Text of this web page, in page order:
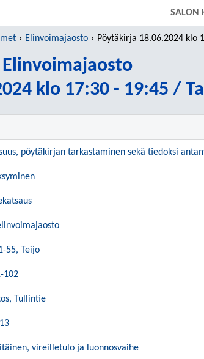
SALON
Elinvoimajaosto Pöytäkirja 18.06.2024 klo 17:30 - 19:45 /
Elinvoimajaosto
klo 17:30 - 19:45 /
pöytäkirjan tarkastaminen sekä tiedoksi
55, Teijo
102
Tullintie
vireilletulo ja luonnosvaihe